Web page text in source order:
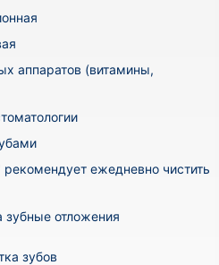
аппаратов (витамины,
ежедневно чистить
зубные отложения
зубов